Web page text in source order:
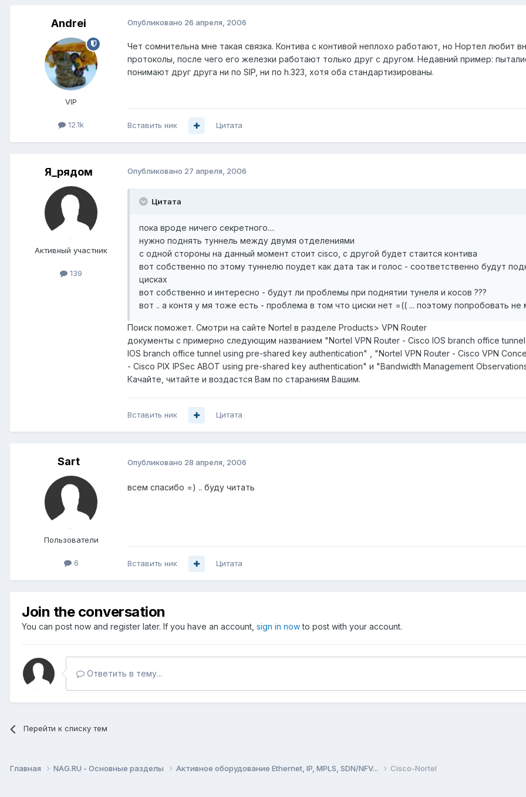
Andrei
VIP
12.1k
Опубликовано 26 апреля, 2006
Чет сомнительна мне такая связка. Контива с контивой неплохо работают, но Нортел любит
протоколы, после чего его железки работают только друг с другом. Недавний пример:
понимают друг друга ни по SIP, ни по h.323, хотя оба стандартизированы.
Вставить ник Цитата
Я_рядом
Активный участник
139
Опубликовано 27 апреля, 2006
Цитата
пока вроде ничего секретного....
нужно поднять туннель между двумя отделениями
с одной стороны на данный момент стоит cisco, с другой будет стаится контива
вот собственно по этому туннелю поудет как дата так и голос - соответственно будут
цисках
вот собственно и интересно - будут ли проблемы при поднятии тунеля и косов ???
вот .. а контя у мя тоже есть - проблема в том что циски нет =(( ... поэтому попробовать не
Поиск поможет. Смотри на сайте Nortel в разделе Products> VPN Router
документы с примерно следующим названием "Nortel VPN Router - Cisco IOS branch office
IOS branch office tunnel using pre-shared key authentication" , "Nortel VPN Router - Cisco VPN
- Cisco PIX IPSec ABOT using pre-shared key authentication" и "Bandwidth Management
Качайте, читайте и воздастся Вам по стараниям Вашим.
Вставить ник Цитата
Sart
Пользователи
6
Опубликовано 28 апреля, 2006
всем спасибо =) .. буду читать
Вставить ник Цитата
Join the conversation
You can post now and register later. If you have an account, sign in nowto post with your account.
Ответить в тему...
Перейти к списку тем
Главная NAG.RU - Основные разделы Активное оборудование Ethernet, IP, MPLS, SDN/NFV... Cisco-Nortel